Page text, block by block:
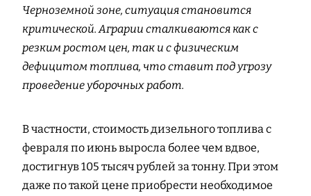
Черноземной зоне, ситуация становится
критической. Аграрии сталкиваются как с
резким ростом цен, так и с физическим
дефицитом топлива, что ставит под угрозу
проведение уборочных работ.
В частности, стоимость дизельного топлива с
февраля по июнь выросла более чем вдвое,
достигнув 105 тысяч рублей за тонну. При этом
даже по такой цене приобрести необходимое